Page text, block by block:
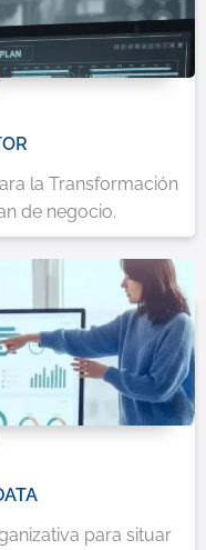
la Transformación
de negocio.
para situar